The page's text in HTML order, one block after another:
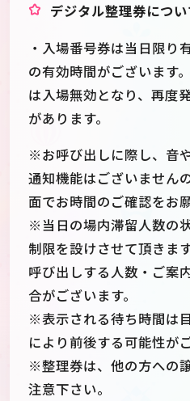
デジタル整理券につ
・入場番号券は当日限り
の有効時間がございます
は入場無効となり、再度
があります。
※お呼び出しに際し、音
通知機能はございません
面でお時間のご確認をお
※当日の場内滞留人数の
制限を設けさせて頂きま
呼び出しする人数・ご案
合がございます。
※表示される待ち時間は
により前後する可能性が
※整理券は、他の方への
注意下さい。